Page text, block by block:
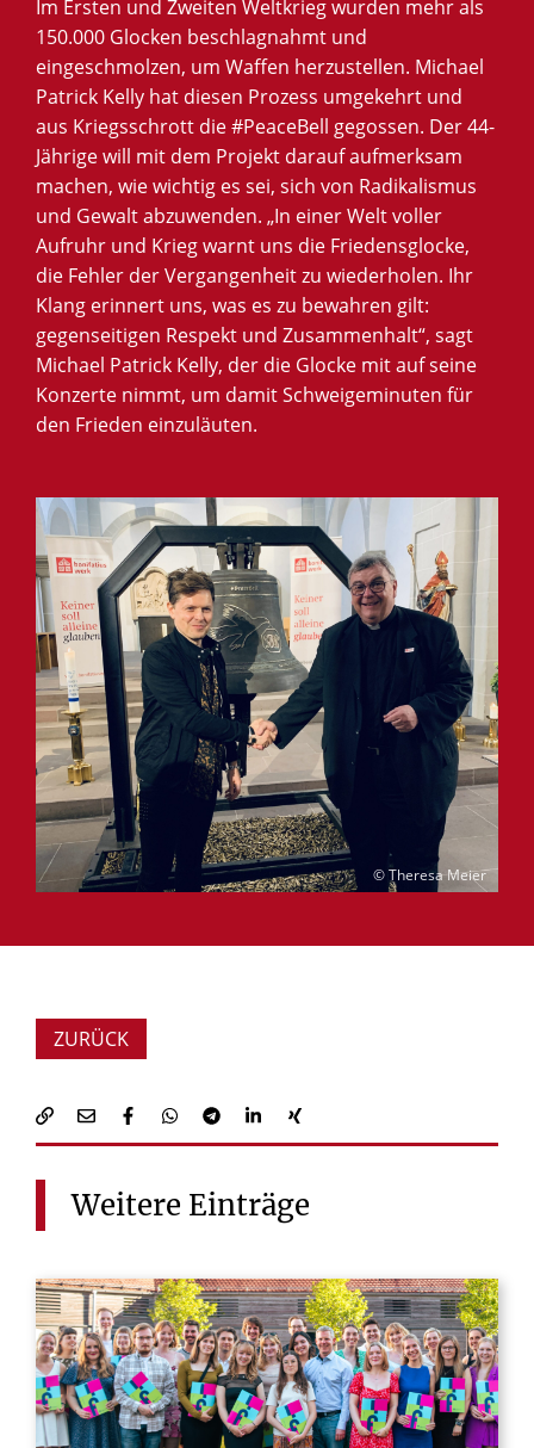
© Theresa Meier
Im Ersten und Zweiten Weltkrieg wurden mehr als
150.000 Glocken beschlagnahmt und
eingeschmolzen, um Waffen herzustellen. Michael
Patrick Kelly hat diesen Prozess umgekehrt und
aus Kriegsschrott die #PeaceBell gegossen. Der 44-
Jährige will mit dem Projekt darauf aufmerksam
machen, wie wichtig es sei, sich von Radikalismus
und Gewalt abzuwenden. „In einer Welt voller
Aufruhr und Krieg warnt uns die Friedensglocke,
die Fehler der Vergangenheit zu wiederholen. Ihr
Klang erinnert uns, was es zu bewahren gilt:
gegenseitigen Respekt und Zusammenhalt“, sagt
Michael Patrick Kelly, der die Glocke mit auf seine
Konzerte nimmt, um damit Schweigeminuten für
den Frieden einzuläuten.
ZURÜCK
Weitere Einträge